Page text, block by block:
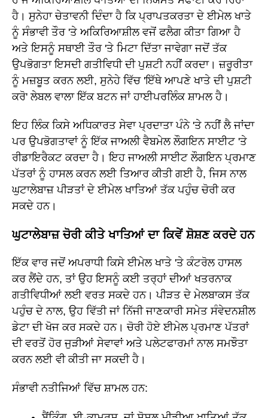
ਹੈ। ਸੁਨੇਹਾ ਚੇਤਾਵਨੀ ਦਿੰਦਾ ਹੈ ਕਿ ਪ੍ਰਾਪਤਕਰਤਾ ਦੇ ਈਮੇਲ ਖਾਤੇ
ਨੂੰ ਸੰਭਾਵੀ ਤੌਰ 'ਤੇ ਅਕਿਰਿਆਸ਼ੀਲ ਵਜੋਂ ਫਲੈਗ ਕੀਤਾ ਗਿਆ ਹੈ
ਅਤੇ ਇਸਨੂੰ ਸਥਾਈ ਤੌਰ 'ਤੇ ਮਿਟਾ ਦਿੱਤਾ ਜਾਵੇਗਾ ਜਦੋਂ ਤੱਕ
ਉਪਭੋਗਤਾ ਇਸਦੀ ਗਤੀਵਿਧੀ ਦੀ ਪੁਸ਼ਟੀ ਨਹੀਂ ਕਰਦਾ। ਜ਼ਰੂਰੀਤਾ
ਨੂੰ ਮਜ਼ਬੂਤ ਕਰਨ ਲਈ, ਸੁਨੇਹੇ ਵਿੱਚ 'ਇੱਥੇ ਆਪਣੇ ਖਾਤੇ ਦੀ ਪੁਸ਼ਟੀ
ਕਰੋ' ਲੇਬਲ ਵਾਲਾ ਇੱਕ ਬਟਨ ਜਾਂ ਹਾਈਪਰਲਿੰਕ ਸ਼ਾਮਲ ਹੈ।
ਇਹ ਲਿੰਕ ਕਿਸੇ ਅਧਿਕਾਰਤ ਸੇਵਾ ਪ੍ਰਦਾਤਾ ਪੰਨੇ 'ਤੇ ਨਹੀਂ ਲੈ ਜਾਂਦਾ
ਪਰ ਉਪਭੋਗਤਾਵਾਂ ਨੂੰ ਇੱਕ ਜਾਅਲੀ ਵੈਬਮੇਲ ਲੌਗਇਨ ਸਾਈਟ 'ਤੇ
ਰੀਡਾਇਰੈਕਟ ਕਰਦਾ ਹੈ। ਇਹ ਜਾਅਲੀ ਸਾਈਟ ਲੌਗਇਨ ਪ੍ਰਮਾਣ
ਪੱਤਰਾਂ ਨੂੰ ਹਾਸਲ ਕਰਨ ਲਈ ਤਿਆਰ ਕੀਤੀ ਗਈ ਹੈ, ਜਿਸ ਨਾਲ
ਘੁਟਾਲੇਬਾਜ਼ ਪੀੜਤਾਂ ਦੇ ਈਮੇਲ ਖਾਤਿਆਂ ਤੱਕ ਪਹੁੰਚ ਚੋਰੀ ਕਰ
ਸਕਦੇ ਹਨ।
ਘੁਟਾਲੇਬਾਜ਼ ਚੋਰੀ ਕੀਤੇ ਖਾਤਿਆਂ ਦਾ ਕਿਵੇਂ ਸ਼ੋਸ਼ਣ ਕਰਦੇ ਹਨ
ਇੱਕ ਵਾਰ ਜਦੋਂ ਅਪਰਾਧੀ ਕਿਸੇ ਈਮੇਲ ਖਾਤੇ 'ਤੇ ਕੰਟਰੋਲ ਹਾਸਲ
ਕਰ ਲੈਂਦੇ ਹਨ, ਤਾਂ ਉਹ ਇਸਨੂੰ ਕਈ ਤਰ੍ਹਾਂ ਦੀਆਂ ਖਤਰਨਾਕ
ਗਤੀਵਿਧੀਆਂ ਲਈ ਵਰਤ ਸਕਦੇ ਹਨ। ਪੀੜਤ ਦੇ ਮੇਲਬਾਕਸ ਤੱਕ
ਪਹੁੰਚ ਦੇ ਨਾਲ, ਉਹ ਵਿੱਤੀ ਜਾਂ ਨਿੱਜੀ ਜਾਣਕਾਰੀ ਸਮੇਤ ਸੰਵੇਦਨਸ਼ੀਲ
ਡੇਟਾ ਦੀ ਖੋਜ ਕਰ ਸਕਦੇ ਹਨ। ਚੋਰੀ ਹੋਏ ਈਮੇਲ ਪ੍ਰਮਾਣ ਪੱਤਰਾਂ
ਦੀ ਵਰਤੋਂ ਹੋਰ ਜੁੜੀਆਂ ਸੇਵਾਵਾਂ ਅਤੇ ਪਲੇਟਫਾਰਮਾਂ ਨਾਲ ਸਮਝੌਤਾ
ਕਰਨ ਲਈ ਵੀ ਕੀਤੀ ਜਾ ਸਕਦੀ ਹੈ।
ਸੰਭਾਵੀ ਨਤੀਜਿਆਂ ਵਿੱਚ ਸ਼ਾਮਲ ਹਨ: